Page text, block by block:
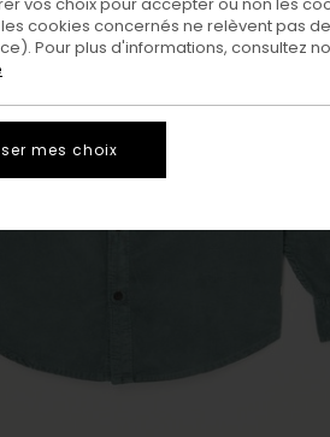
cookies concernés ne relèvent pas
Pour plus d'informations, consultez
mes choix